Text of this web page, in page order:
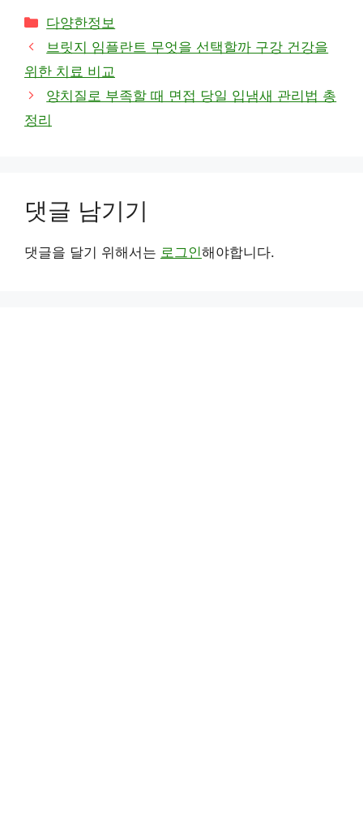
카
테
리
다양한정보
브릿지 임플란트 무엇을 선택할까 구강 건강을
위한 치료 비교
양치질로 부족할 때 면접 당일 입냄새 관리법 총
정리
댓글 남기기
댓글을 달기 위해서는 로그인해야합니다.